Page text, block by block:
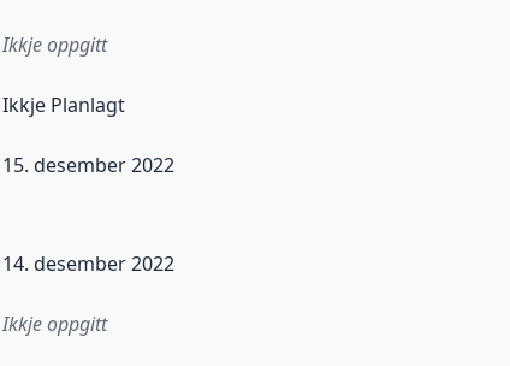
Ikkje oppgitt
Ikkje Planlagt
i dette datasettet først blei utgitt. Det kan ha
15. desember 2022
14. desember 2022
Ikkje oppgitt